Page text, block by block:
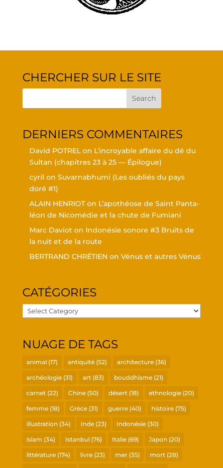
CHER­CHER SUR LE SITE
DER­NIERS COMMENTAIRES
David POTRELon L’in­croyable affaire du dé du
Sul­tan (cha­pitres 23 à 25 — Épilogue)
cyril on Suvar­nabhu­mi (Les oubliés du pays
doré #1)
ALAIN HENRIOTon L’a­po­théose de Saint Pan­ta­
léon de Nico­mé­die et la chute de Fumiani
Marc Davioton Indo­né­sie sonore #3 Bruits de
la nuit et de la route
BERTRAND CHRÉTIEN on Vénus et autres Vénus
CATÉ­GO­RIES
Caté­
go­
NUAGE DE TAGS
animal(17) antiquité(52) architecture(36)
archéologie(31) art(83) bouddhisme(21)
carnet(22) Chine(50) désert(18) ethnologie(20)
femme(18) Grèce(31) guerre(40) histoire(75)
illustration(34) Inde(23) Indonésie(30)
islam (34) Istanbul(76) Italie(69) Japon(20)
littérature(174) livre(23) mer(35) mort(28)